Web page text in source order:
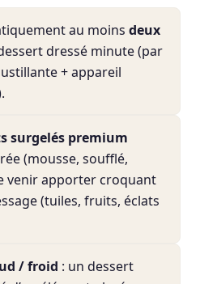
au moins deux
dressé minute (par
+ appareil
surgelés premium
(mousse, soufflé,
venir apporter croquant
(tuiles, fruits, éclats
/ froid : un dessert